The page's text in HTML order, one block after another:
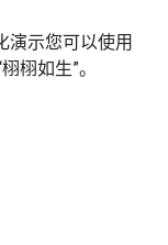
演示您可以使用
栩如生”。